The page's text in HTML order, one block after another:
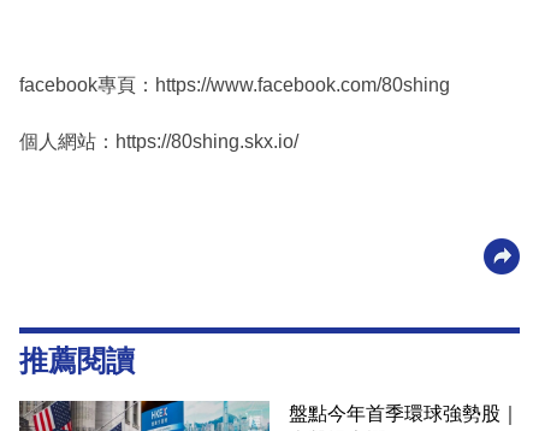
facebook專頁：https://www.facebook.com/80shing
個人網站：https://80shing.skx.io/
推薦閱讀
盤點今年首季環球強勢股｜